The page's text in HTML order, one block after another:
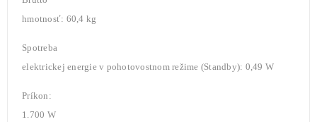
hmotnosť: 60,4 kg
Spotreba
elektrickej energie v pohotovostnom režime (Standby): 0,49 W
Príkon:
1.700 W